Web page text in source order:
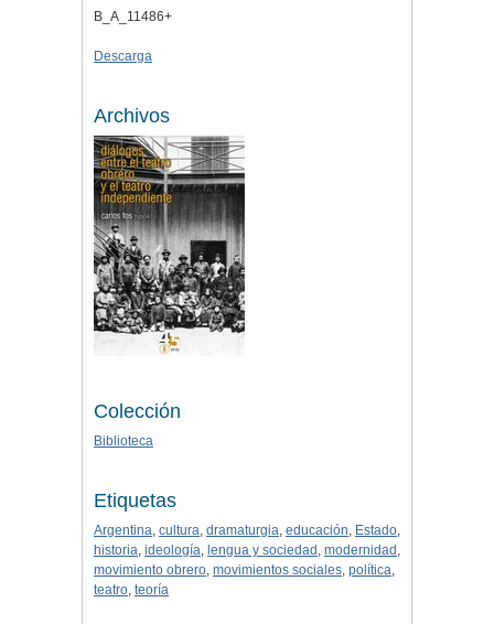
B_A_11486+
Descarga
Archivos
Colección
Biblioteca
Etiquetas
Argentina, cultura, dramaturgia, educación, Estado,
historia, ideología, lengua y sociedad , modernidad ,
movimiento obrero, movimientos sociales, política,
teatro, teoría